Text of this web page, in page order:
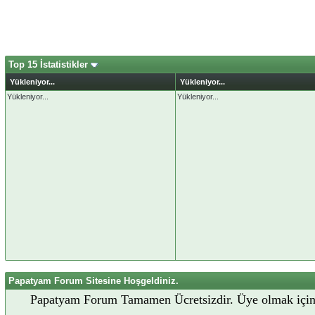
Top 15 İstatistikler
Yükleniyor...
Yükleniyor...
Yükleniyor...
Yükleniyor...
Papatyam Forum Sitesine Hoşgeldiniz.
Papatyam Forum Tamamen Ücretsizdir. Üye olmak